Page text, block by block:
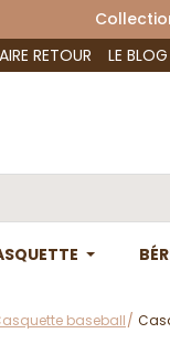
RETOUR LE BLOG
baseball